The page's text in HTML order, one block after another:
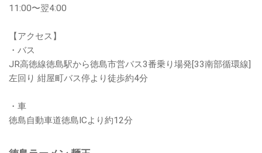
11:00〜翌4:00
【アクセス】
・バス
JR高徳線徳島駅から徳島市営バス3番乗り場発[33南部循環線]
左回り 紺屋町バス停より徒歩約4分
・車
徳島自動車道徳島ICより約12分